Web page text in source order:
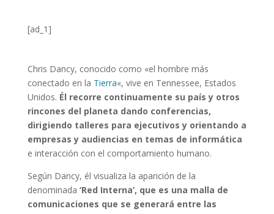
[ad_1]
Chris Dancy, conocido como «el hombre más
conectado en la Tierra«, vive en Tennessee, Estados
Unidos. Él recorre continuamente su país y otros
rincones del planeta dando conferencias,
dirigiendo talleres para ejecutivos y orientando a
empresas y audiencias en temas de informática
e interacción con el comportamiento humano.
Según Dancy, él visualiza la aparición de la
denominada ‘Red Interna’, que es una malla de
comunicaciones que se generará entre las